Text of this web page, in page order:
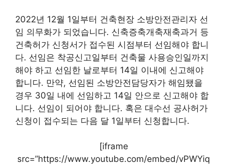
2022년 12월 1일부터 건축현장 소방안전관리자 선
임 의무화가 되었습니다. 신축증축개축재축과거 등
건축허가 신청서가 접수된 시점부터 선임해야 합니
다. 선임은 착공신고일부터 건축물 사용승인일까지
해야 하고 선임한 날로부터 14일 이내에 신고해야
합니다. 만약, 선임된 소방안전담당자가 해임됐을
경우 30일 내에 선임하고 14일 안으로 신고해야 합
니다. 선임이 되어야 합니다. 혹은 대수선 공사허가
신청이 접수되는 다음 달 1일부터 신청합니다.
[iframe
src=”https://www.youtube.com/embed/vPWYiq